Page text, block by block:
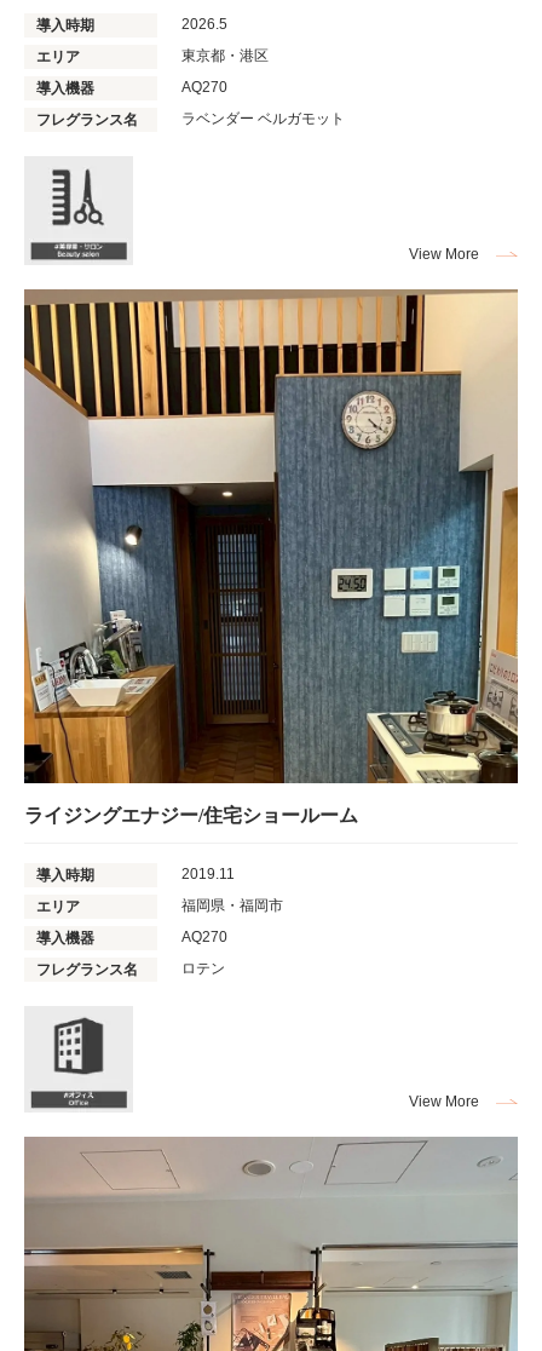
導入時期
2026.5
エリア
東京都・港区
導入機器
AQ270
フレグランス名
ラベンダー ベルガモット
View More
ライジングエナジー/住宅ショールーム
導入時期
2019.11
エリア
福岡県・福岡市
導入機器
AQ270
フレグランス名
ロテン
View More